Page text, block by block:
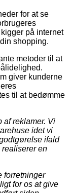
for at se
på internet
shopping.
metoder til at
giver kunderne
til at bedømme
af reklamer. Vi
idet vi
ifald
en
forretninger
for os at give